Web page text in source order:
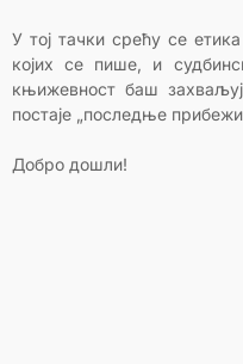
У тој тачки срећу се
којих се пише, и
књижевност баш
постаје „последње
Добро дошли!